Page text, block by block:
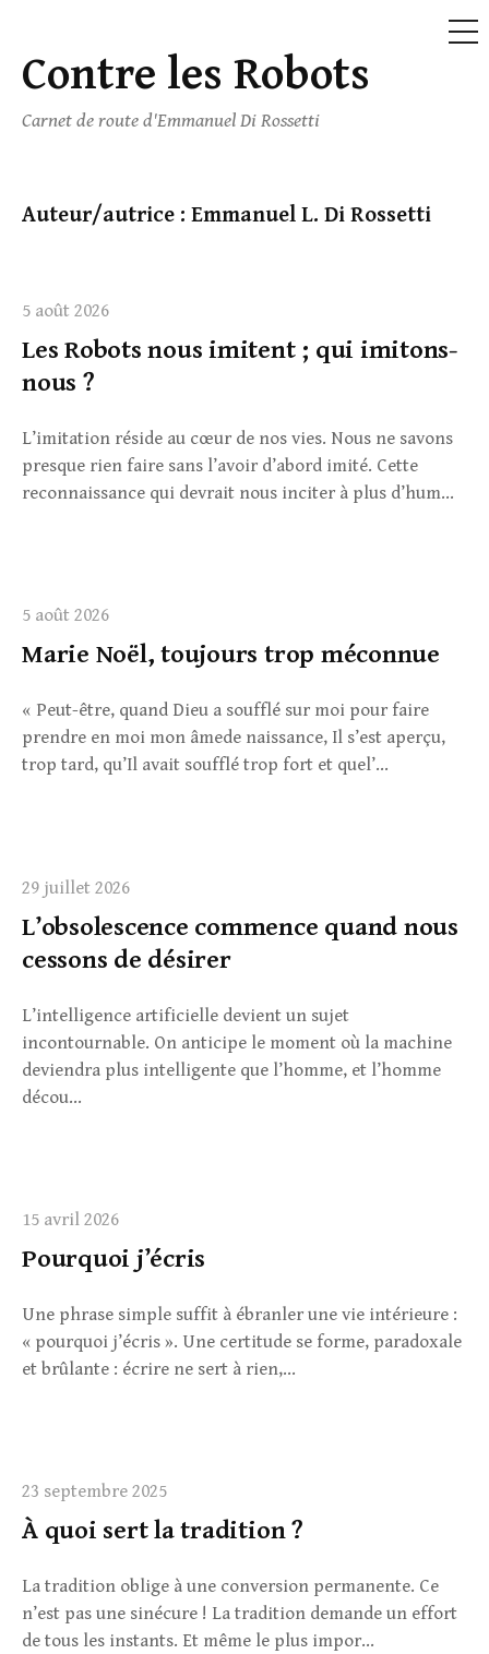
Skip
to
content
Contre les Robots
Carnet de route d'Emmanuel Di Rossetti
Auteur/autrice : Emmanuel L. Di Rossetti
5 août 2026
Les Robots nous imitent ; qui imitons-
nous ?
L’imitation réside au cœur de nos vies. Nous ne savons
presque rien faire sans l’avoir d’abord imité. Cette
reconnaissance qui devrait nous inciter à plus d’hum...
5 août 2026
Marie Noël, toujours trop méconnue
« Peut-être, quand Dieu a soufflé sur moi pour faire
prendre en moi mon âmede naissance, Il s’est aperçu,
trop tard, qu’Il avait soufflé trop fort et quel’...
29 juillet 2026
L’obsolescence commence quand nous
cessons de désirer
L’intelligence artificielle devient un sujet
incontournable. On anticipe le moment où la machine
deviendra plus intelligente que l’homme, et l’homme
décou...
15 avril 2026
Pourquoi j’écris
Une phrase simple suffit à ébranler une vie intérieure :
« pourquoi j’écris ». Une certitude se forme, paradoxale
et brûlante : écrire ne sert à rien,...
23 septembre 2025
À quoi sert la tradition ?
La tra­di­tion oblige à une con­ver­sion per­ma­nente. Ce
n’est pas une sinécure ! La tra­di­tion demande un effort
de tous les instants. Et même le plus impor­...